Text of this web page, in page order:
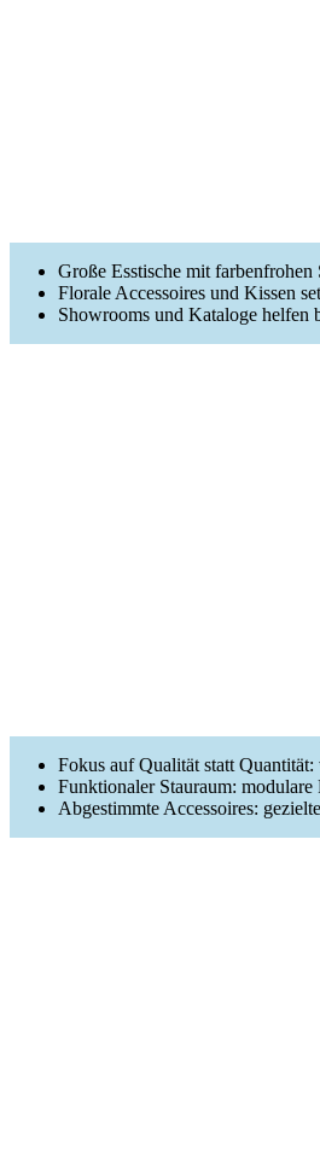
Große Esstische mit
Florale Accessoires und Kissen
Showrooms und Kataloge helfen
Fokus auf Qualität statt
Funktionaler Stauraum:
Abgestimmte Accessoires: